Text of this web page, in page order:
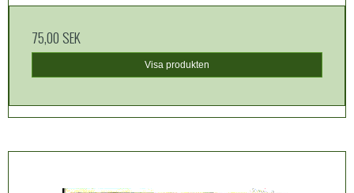
75,00 SEK
Visa produkten